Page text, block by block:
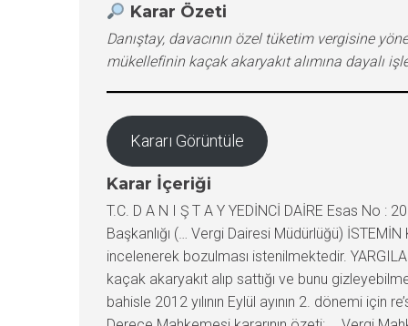
Karar Özeti
Danıştay, davacının özel tüketim vergisine
mükellefinin kaçak akaryakıt alımına dayalı
Kararı Görüntüle
Karar İçeriği
T.C. D A N I Ş T A Y YEDİNCİ DAİRE Esas No : 2018/747 Karar No : 2021/5136 TEMYİZ EDEN (DAVACI) : … VEKİLİ : Av. … KARŞI TARAF (DAVALI) : … Vergi Dairesi Başkanlığı (… Vergi Dairesi Müdürlüğü) İSTEMİN KONUSU : … Bölge İdare Mahkemesi … Vergi Dava Dairesinin … tarih ve E:…, K:… sayılı kararının temyizen incelenerek bozulması istenilmektedir. YARGILAMA SÜRECİ : Dava Konusu İstem: Davacı adına, hakkında düzenlenen vergi tekniği ve vergi inceleme raporları ile kaçak akaryakıt alıp sattığı ve bunu gizleyebilmek için de sahte belgelerle sentetik tinerli yüzey temizleyici ticareti faaliyetinde bulunmuş gibi gösterdiğinden bahisle 2012 yılının Eylül ayının 2. dönemi için re’sen tarh edilen özel tüketim vergisi ile üç kat kesilen vergi ziyaı cezasının iptali istemiyle dava açılmıştır. İlk Derece Mahkemesi kararının özeti: … Vergi Mahkemesinin … tarih ve E:…, K:… sayılı kararıyla; 5015 sayılı Petrol Piyasası Kanunu’nun 8. maddesi gereğince bayisi olduğu … Akaryakıt Dağıtım Anonim Şirketi haricinde diğer dağıtıcı ve onların bayilerinden akaryakıt alması, dağıtıcıların da başka akaryakıt dağıtıcılarının bayilerine dağıtım yapmalarının yasak olmasına rağmen, hakkında yürütülen inceleme kapsamında yapılan kaydi envanter sırasında davacının motorin alımlarının %58’ini bayisi olduğu dağıtıcı dışındaki şirketlerden yaptığı; bu yolla alınan menşei belli olmayan kaçak motorinin satışının da aynı oranda kaçak olduğunun kabulünün gerektiği, üretim, dağıtım ve satışı sıkı kurallara tabi olmasına karşın alışı hukuken geçerli olarak belgelendirilemeyen söz konusu akaryakıt için aksinin ispat külfeti 213 sayılı Vergi Usul Kanunu’nun 3. maddesi gereğince kendisine düşmesine karşın davacı tarafından aksinin ispatlanamadığı, bu durumda, muavin kayıtlarına göre tespit edilen motorin satış tutarının %58’inin ana bayi ortalama pompa satış fiyatına bölünmesiyle belirlenen litre miktarına maktu özel tüketim vergisi uygulanmasıyla belirlenen matrah farkı üzerinden tarhiyat önerilmesi gerekirken, olması gerekenden farklı pompa satış fiyatı, maktu vergi tutarı ve miktar üzerinden tarhiyat önerilmişse de, söz konusu hatanın davacının lehine sonuç doğurduğu dikkate alındığında re’sen tarh edilen tek kat vergi ziyaı cezalı özel tüketim vergisinde hukuka aykırılık bulunmadığı; dava konusu tarhiyatın sahte veya muhteviyatı itibarıyla yanıltıcı belge kullanma ya da düzenleme tespitine değil, 4760 sayılı Özel Tüketim Vergisi Kanunu’nun 13. maddesine dayandığının anlaşılması karşısında vergi ziyaı cezasının tek katı aşan kısmında hukuka uyarlık görülmediği; diğer yandan, hakkındaki tespitlerden davacı adına düzenlenen sentetik tinerli yüzey temizleyici içerikli faturaların gerçek mal teslimine dayanmayan sahte belgeler olduğu sonucuna ulaşılabilirse de, yapılan incelemede bu belgelerin aslında kaçak motorine ilişkin olduğu, muhteviyatı itibariyle yanıltıcı olarak düzenlenen belge